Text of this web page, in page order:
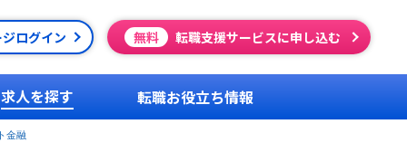
ログイン 無料 転職支援サービスに申し込む
求人を探す 転職お役立ち情報
金融